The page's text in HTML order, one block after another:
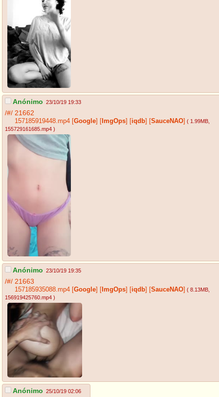
Anónimo 23/10/19 19:33
/#/ 21662
157185919448.mp4 Google ImgOps iqdb SauceNAO ( 1.99MB,
155729161685.mp4 )
Anónimo 23/10/19 19:35
/#/ 21663
157185935088.mp4 Google ImgOps iqdb SauceNAO ( 8.13MB,
156919425760.mp4 )
Anónimo 25/10/19 02:06